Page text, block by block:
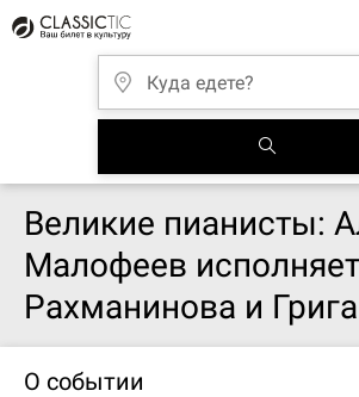
Великие пианисты:
Малофеев исполняет
Рахманинова и Грига
О событии